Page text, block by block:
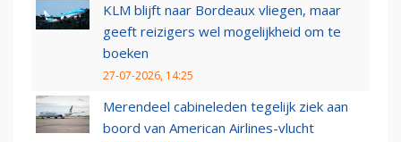
KLM blijft naar Bordeaux vliegen, maar
geeft reizigers wel mogelijkheid om te
boeken
27-07-2026, 14:25
Merendeel cabineleden tegelijk ziek aan
boord van American Airlines-vlucht